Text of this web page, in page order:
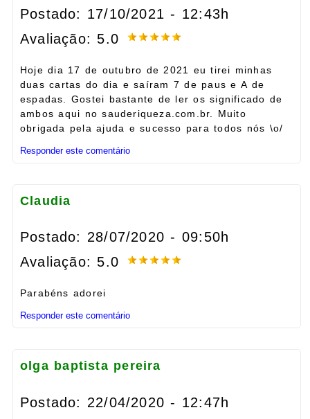
Postado: 17/10/2021 - 12:43h
Avaliação: 5.0
Hoje dia 17 de outubro de 2021 eu tirei minhas
duas cartas do dia e saíram 7 de paus e A de
espadas. Gostei bastante de ler os significado de
ambos aqui no sauderiqueza.com.br. Muito
obrigada pela ajuda e sucesso para todos nós \o/
Responder este comentário
Claudia
Postado: 28/07/2020 - 09:50h
Avaliação: 5.0
Parabéns adorei
Responder este comentário
olga baptista pereira
Postado: 22/04/2020 - 12:47h